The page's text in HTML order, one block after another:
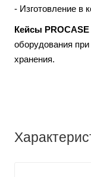
- Изготовление в
Кейсы PROCASE
оборудования
хранения.